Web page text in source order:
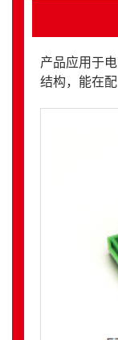
产品应用于
结构，能在